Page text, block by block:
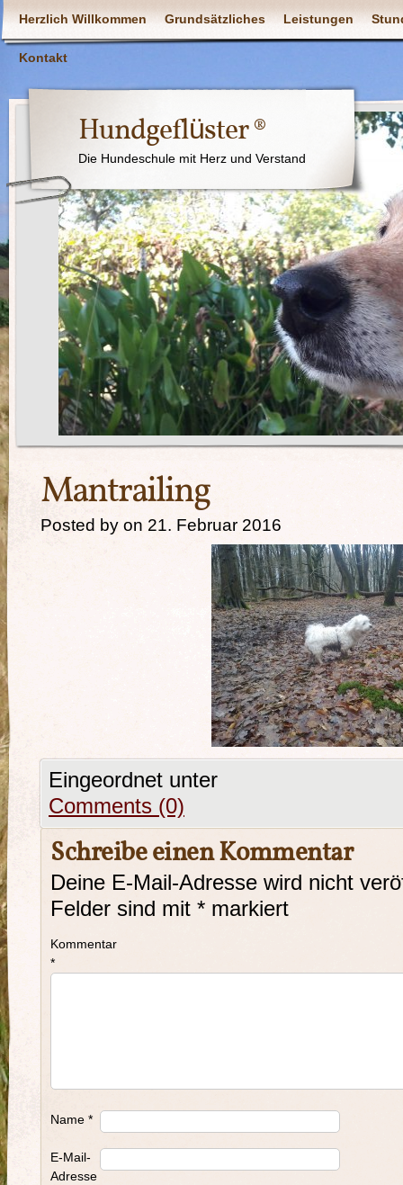
Herzlich Willkommen Grundsätzliches Leistungen
Kontakt
Hundgeflüster ®
Die Hundeschule mit Herz und Verstand
Mantrailing
Posted by on 21. Februar 2016
Eingeordnet unter
Comments (0)
Schreibe einen Kommentar
Deine E-Mail-Adresse wird nicht
Felder sind mit * markiert
Kommentar
*
Name *
E-Mail-
Adresse